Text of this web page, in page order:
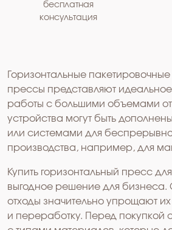
бесплатная
консультация
Горизонтальные
прессы представляют
работы с большими объемами
устройства могут быть
или системами для
производства, например, для
Купить горизонтальный пресс
выгодное решение для
отходы значительно упрощают
и переработку. Перед покупкой